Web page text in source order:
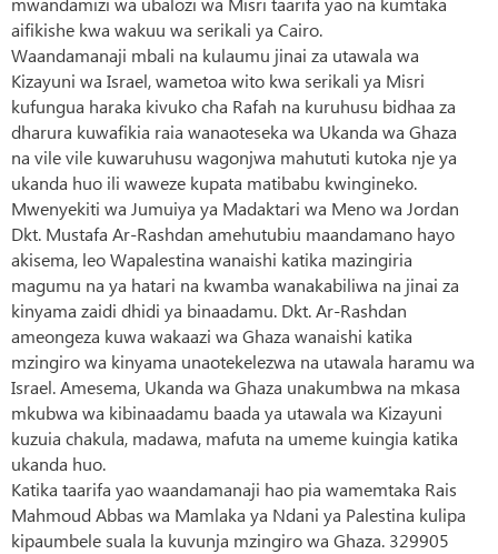
aifikishe kwa wakuu wa serikali ya Cairo.
Waandamanaji mbali na kulaumu jinai za utawala wa
Kizayuni wa Israel, wametoa wito kwa serikali ya Misri
kufungua haraka kivuko cha Rafah na kuruhusu bidhaa za
dharura kuwafikia raia wanaoteseka wa Ukanda wa Ghaza
na vile vile kuwaruhusu wagonjwa mahututi kutoka nje ya
ukanda huo ili waweze kupata matibabu kwingineko.
Mwenyekiti wa Jumuiya ya Madaktari wa Meno wa Jordan
Dkt. Mustafa Ar-Rashdan amehutubiu maandamano hayo
akisema, leo Wapalestina wanaishi katika mazingiria
magumu na ya hatari na kwamba wanakabiliwa na jinai za
kinyama zaidi dhidi ya binaadamu. Dkt. Ar-Rashdan
ameongeza kuwa wakaazi wa Ghaza wanaishi katika
mzingiro wa kinyama unaotekelezwa na utawala haramu wa
Israel. Amesema, Ukanda wa Ghaza unakumbwa na mkasa
mkubwa wa kibinaadamu baada ya utawala wa Kizayuni
kuzuia chakula, madawa, mafuta na umeme kuingia katika
ukanda huo.
Katika taarifa yao waandamanaji hao pia wamemtaka Rais
Mahmoud Abbas wa Mamlaka ya Ndani ya Palestina kulipa
kipaumbele suala la kuvunja mzingiro wa Ghaza. 329905